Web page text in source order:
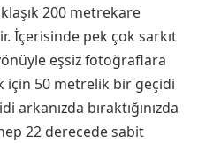
200 metrekare
İçerisinde pek çok sarkıt
eşsiz fotoğraflara
için 50 metrelik bir geçidi
arkanızda bıraktığınızda
22 derecede sabit